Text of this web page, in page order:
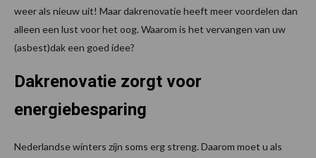
weer als nieuw uit! Maar dakrenovatie heeft meer voordelen dan
alleen een lust voor het oog. Waarom is het vervangen van uw
(asbest)dak een goed idee?
Dakrenovatie zorgt voor
energiebesparing
Nederlandse winters zijn soms erg streng. Daarom moet u als